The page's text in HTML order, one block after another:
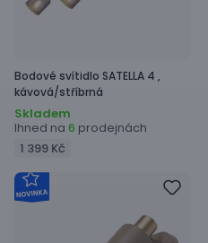
Bodové svítidlo SATELLA 4 ,
kávová/stříbrná
Skladem
Ihned na 6 prodejnách
1 399 Kč